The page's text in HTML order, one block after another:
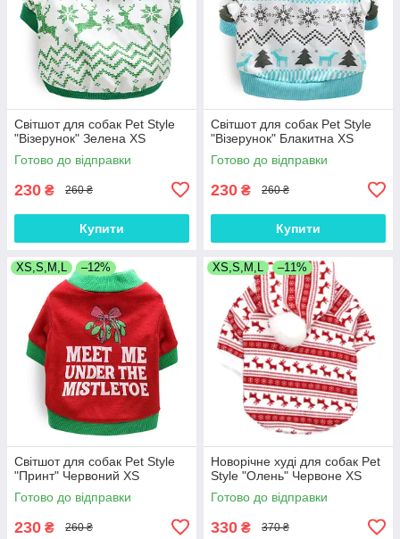
Світшот для собак Pet Style
"Візерунок" Зелена XS
Готово до відправки
230 ₴ 260 ₴
Купити
Світшот для собак Pet Style
"Візерунок" Блакитна XS
Готово до відправки
230 ₴ 260 ₴
Купити
XS,S,M,L –12%
Світшот для собак Pet Style
"Принт" Червоний XS
Готово до відправки
230 ₴ 260 ₴
XS,S,M,L –11%
Новорічне худі для собак Pet
Style "Олень" Червоне XS
Готово до відправки
330 ₴ 370 ₴